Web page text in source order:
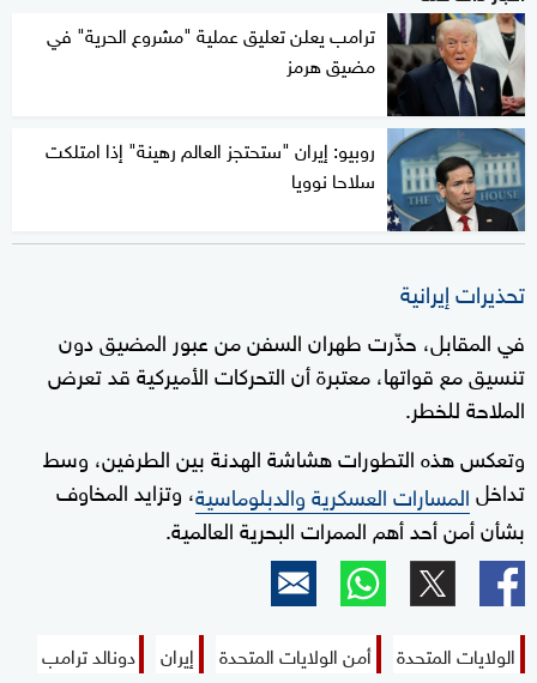
ترامب يعلن تعليق عملية "مشروع الحرية" في
مضيق هرمز
روبيو: إيران "ستحتجز العالم رهينة" إذا امتلكت
سلاحا نوويا
تحذيرات إيرانية
في المقابل، حذّرت طهران السفن من عبور المضيق دون
تنسيق مع قواتها، معتبرة أن التحركات الأميركية قد تعرض
الملاحة للخطر.
وتعكس هذه التطورات هشاشة الهدنة بين الطرفين، وسط
تداخلالمسارات العسكرية والدبلوماسية، وتزايد المخاوف
بشأن أمن أحد أهم الممرات البحرية العالمية.
الولايات المتحدة أمن الولايات المتحدة إيران دونالد ترامب